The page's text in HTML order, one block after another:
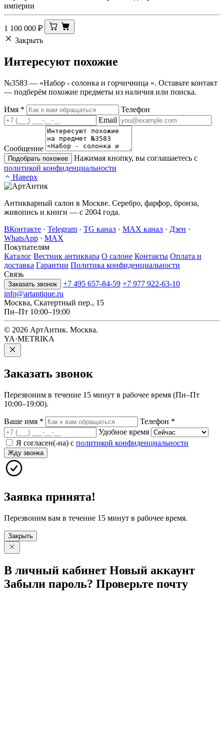
империи
1 100 000 ₽
Закрыть
Интересуют похожие
№3583 — «Набор - солонка и горчичница ». Оставьте контакт
— подберём похожие предметы из наличия или поиска.
Имя *
Телефон
Email
Сообщение
Подобрать похожее
Нажимая кнопку, вы соглашаетесь с
политикой конфиденциальности
Наверх
Антикварный салон в Москве. Серебро, фарфор, бронза,
живопись и книги — с 2004 года.
ВКонтакте · Telegram · TG канал · MAX канал · Дзен ·
WhatsApp · MAX
Покупателям
Каталог Вестник антиквара О салоне Контакты Оплата и
доставка Гарантии Политика конфиденциальности
Связь
Заказать звонок +7 495 657-84-59 +7 977 922-63-10
info@artantique.ru
Москва, Скатертный пер., 15
Пн–Пт 10:00–19:00
© 2026 АртАнтик. Москва.
YA·METRIKA
Заказать звонок
Перезвоним в течение 15 минут в рабочее время (Пн–Пт
10:00–19:00).
Ваше имя * Телефон *
Удобное время
Я согласен(-на) с политикой конфиденциальности
Жду звонка
Заявка принята!
Перезвоним вам в течение 15 минут в рабочее время.
Закрыть
В личный кабинет Новый аккаунт
Забыли пароль? Проверьте почту